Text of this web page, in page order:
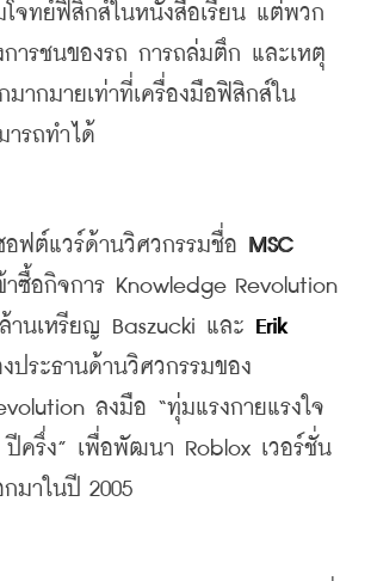
จทย์ฟิสิกส์ในหนังสือเรียน แต่พวก
การชนของรถ การถล่มตึก และเหตุ
มากมายเท่าที่เครื่องมือฟิสิกส์ใน
ารถทำได้
ฟต์แวร์ด้านวิศวกรรมชื่อ MSC
าซื้อกิจการ
ล้านเหรียญ Baszucki และ Erik
ประธานด้านวิศวกรรมของ
ลงมือ “ทุ่มแรงกายแรงใจ
ปีครึ่ง” เพื่อพัฒนา Roblox เวอร์ชั่น
มาในปี 2005